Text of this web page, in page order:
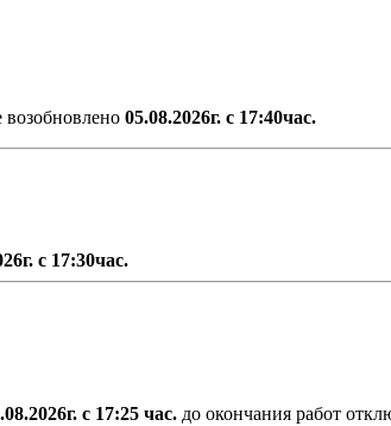
возобновлено 05.08.2026г. с 17:40час.
с 17:30час.
г. с 17:25 час. до окончания работ